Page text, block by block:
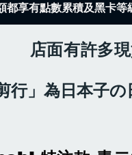
都享有點數累積及黑卡等
許多現
行」為日本子の